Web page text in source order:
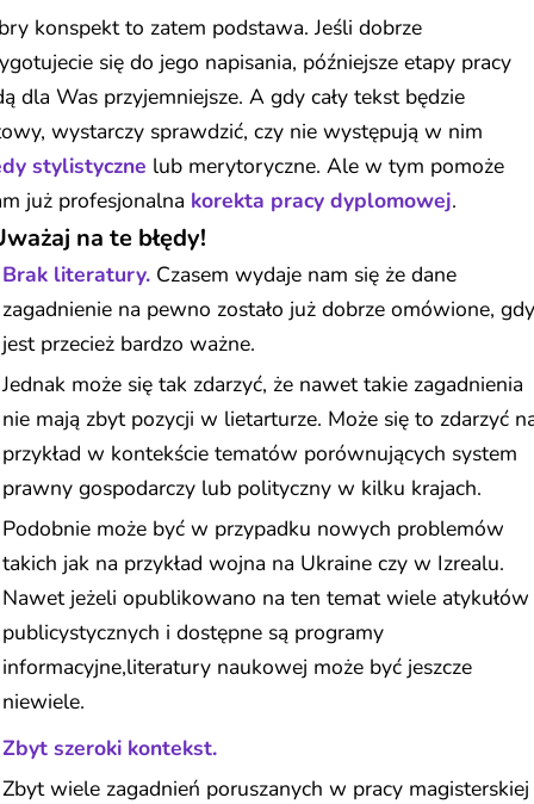
konspekt to zatem podstawa. Jeśli dobrze
się do jego napisania, późniejsze etapy pracy
dla Was przyjemniejsze. A gdy cały tekst będzie
wystarczy sprawdzić, czy nie występują w nim
stylistyczne lub merytoryczne. Ale w tym pomoże
już profesjonalna korekta pracy dyplomowej.
na te błędy!
Brak literatury. Czasem wydaje nam się że dane
zagadnienie na pewno zostało już dobrze omówione,
jest przecież bardzo ważne.
Jednak może się tak zdarzyć, że nawet takie zagadnienia
nie mają zbyt pozycji w lietarturze. Może się to zdarzyć
przykład w kontekście tematów porównujących system
prawny gospodarczy lub polityczny w kilku krajach.
Podobnie może być w przypadku nowych problemów
takich jak na przykład wojna na Ukraine czy w Izrealu.
Nawet jeżeli opublikowano na ten temat wiele atykułów
publicystycznych i dostępne są programy
informacyjne,literatury naukowej może być jeszcze
niewiele.
Zbyt szeroki kontekst.
Zbyt wiele zagadnień poruszanych w pracy magisterskiej